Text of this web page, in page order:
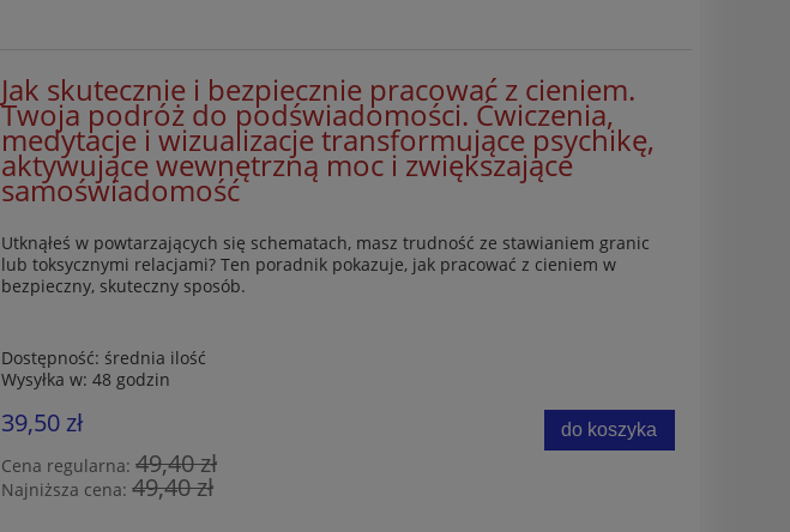
Jak skutecznie i bezpiecznie pracować z cieniem.
Twoja podróż do podświadomości. Ćwiczenia,
medytacje i wizualizacje transformujące psychikę,
aktywujące wewnętrzną moc i zwiększające
samoświadomość
Utknąłeś w powtarzających się schematach, masz trudność ze stawianiem granic
lub toksycznymi relacjami? Ten poradnik pokazuje, jak pracować z cieniem w
bezpieczny, skuteczny sposób.
Dostępność: średnia ilość
Wysyłka w: 48 godzin
39,50 zł
Cena regularna:49,40 zł
Najniższa cena:49,40 zł
do koszyka